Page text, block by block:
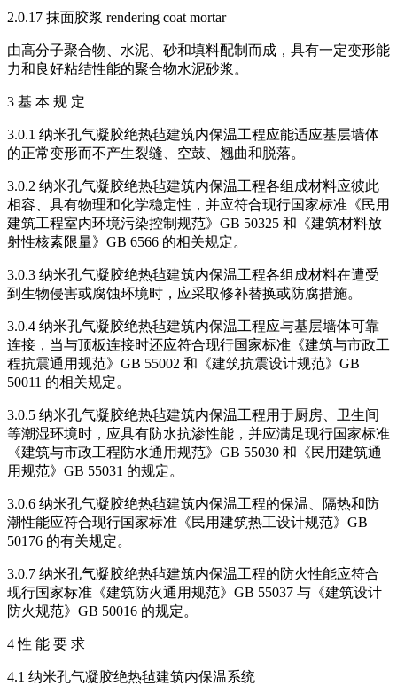
2.0.17 抹面胶浆 rendering coat mortar
由高分子聚合物、水泥、砂和填料配制而成，具有一定变形能
力和良好粘结性能的聚合物水泥砂浆。
3 基 本 规 定
3.0.1 纳米孔气凝胶绝热毡建筑内保温工程应能适应基层墙体
的正常变形而不产生裂缝、空鼓、翘曲和脱落。
3.0.2 纳米孔气凝胶绝热毡建筑内保温工程各组成材料应彼此
相容、具有物理和化学稳定性，并应符合现行国家标准《民用
建筑工程室内环境污染控制规范》GB 50325 和《建筑材料放
射性核素限量》GB 6566 的相关规定。
3.0.3 纳米孔气凝胶绝热毡建筑内保温工程各组成材料在遭受
到生物侵害或腐蚀环境时，应采取修补替换或防腐措施。
3.0.4 纳米孔气凝胶绝热毡建筑内保温工程应与基层墙体可靠
连接，当与顶板连接时还应符合现行国家标准《建筑与市政工
程抗震通用规范》GB 55002 和《建筑抗震设计规范》GB
50011 的相关规定。
3.0.5 纳米孔气凝胶绝热毡建筑内保温工程用于厨房、卫生间
等潮湿环境时，应具有防水抗渗性能，并应满足现行国家标准
《建筑与市政工程防水通用规范》GB 55030 和《民用建筑通
用规范》GB 55031 的规定。
3.0.6 纳米孔气凝胶绝热毡建筑内保温工程的保温、隔热和防
潮性能应符合现行国家标准《民用建筑热工设计规范》GB
50176 的有关规定。
3.0.7 纳米孔气凝胶绝热毡建筑内保温工程的防火性能应符合
现行国家标准《建筑防火通用规范》GB 55037 与《建筑设计
防火规范》GB 50016 的规定。
4 性 能 要 求
4.1 纳米孔气凝胶绝热毡建筑内保温系统